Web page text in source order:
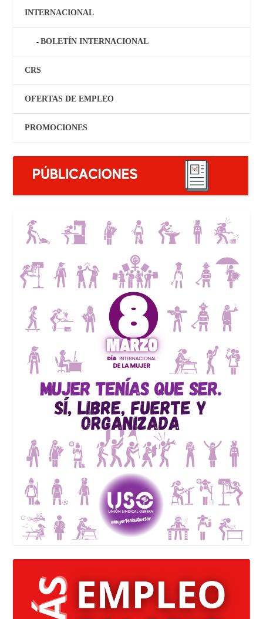
INTERNACIONAL
BOLETÍN INTERNACIONAL
CRS
OFERTAS DE EMPLEO
PROMOCIONES